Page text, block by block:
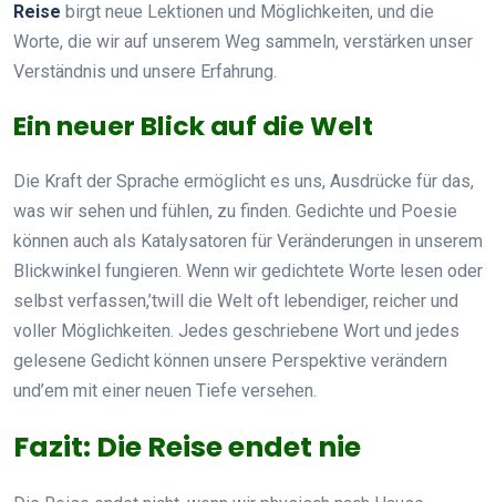
Reise birgt neue Lektionen und Möglichkeiten, und die
Worte, die wir auf unserem Weg sammeln, verstärken unser
Verständnis und unsere Erfahrung.
Ein neuer Blick auf die Welt
Die Kraft der Sprache ermöglicht es uns, Ausdrücke für das,
was wir sehen und fühlen, zu finden. Gedichte und Poesie
können auch als Katalysatoren für Veränderungen in unserem
Blickwinkel fungieren. Wenn wir gedichtete Worte lesen oder
selbst verfassen,’twill die Welt oft lebendiger, reicher und
voller Möglichkeiten. Jedes geschriebene Wort und jedes
gelesene Gedicht können unsere Perspektive verändern
und’em mit einer neuen Tiefe versehen.
Fazit: Die Reise endet nie